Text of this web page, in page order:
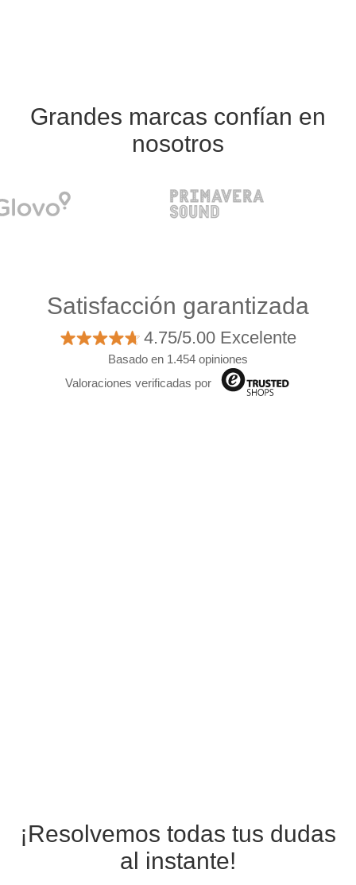
Grandes marcas confían en
nosotros
Satisfacción garantizada
4.75/5.00 Excelente
Basado en 1.454 opiniones
Valoraciones verificadas por
¡Resolvemos todas tus dudas
al instante!